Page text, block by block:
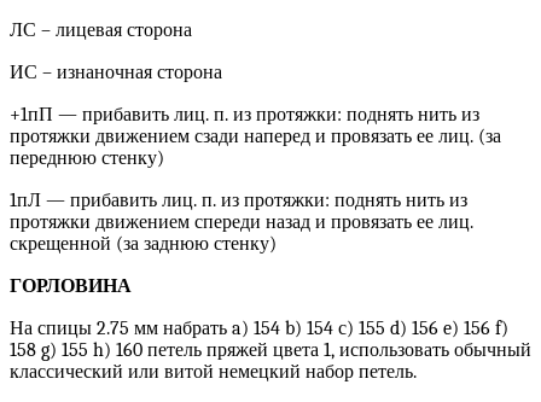
ЛС – лицевая сторона
ИС – изнаночная сторона
+1пП — прибавить лиц. п. из протяжки: поднять нить из
протяжки движением сзади наперед и провязать ее лиц. (за
переднюю стенку)
1пЛ — прибавить лиц. п. из протяжки: поднять нить из
протяжки движением спереди назад и провязать ее лиц.
скрещенной (за заднюю стенку)
ГОРЛОВИНА
На спицы 2.75 мм набрать a) 154 b) 154 с) 155 d) 156 e) 156 f)
158 g) 155 h) 160 петель пряжей цвета 1, использовать обычный
классический или витой немецкий набор петель.